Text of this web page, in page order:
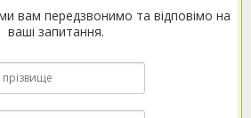
вам передзвонимо та відповімо на
ваші запитання.